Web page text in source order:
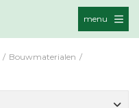
menu
/ Bouwmaterialen /